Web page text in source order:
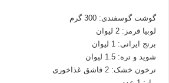
گوشت گوسفندی: 300 گرم
لوبیا قرمز: 2 لیوان
برنج ایرانی: 1 لیوان
شوید و تره: 1.5 لیوان
ترخون خشک: 2 قاشق غذاخوری